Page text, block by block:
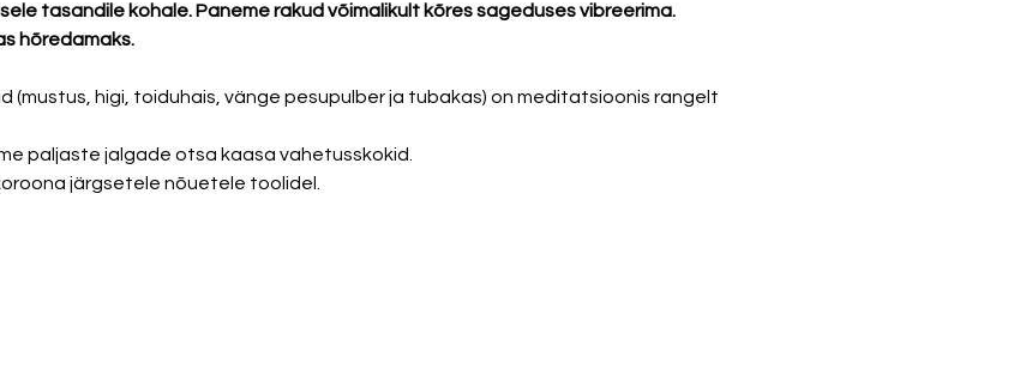
tasandile kohale. Paneme rakud võimalikult kõres sageduses vibreerima.
hõredamaks.
(mustus, higi, toiduhais, vänge pesupulber ja tubakas) on meditatsioonis rangelt
paljaste jalgade otsa kaasa vahetusskokid.
järgsetele nõuetele toolidel.